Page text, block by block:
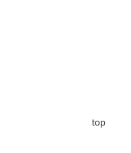
top